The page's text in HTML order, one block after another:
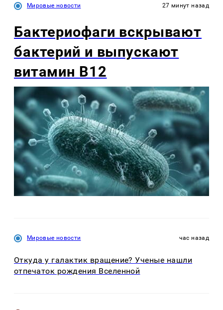
Мировые новости 27 минут назад
Бактериофаги вскрывают
бактерий и выпускают
витамин B12
Мировые новости час назад
Откуда у галактик вращение? Ученые нашли
отпечаток рождения Вселенной